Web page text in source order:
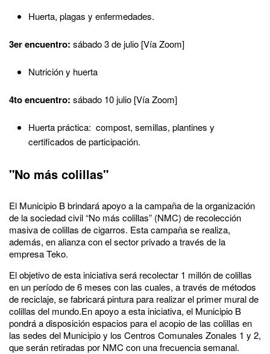
Huerta, plagas y enfermedades.
3er encuentro: sábado 3 de julio [Vía Zoom]
Nutrición y huerta
4to encuentro: sábado 10 julio [Vía Zoom]
Huerta práctica: compost, semillas, plantines y
certificados de participación.
"No más colillas"
El Municipio B brindará apoyo a la campaña de la organización
de la sociedad civil “No más colillas” (NMC) de recolección
masiva de colillas de cigarros. Esta campaña se realiza,
además, en alianza con el sector privado a través de la
empresa Teko.
El objetivo de esta iniciativa será recolectar 1 millón de colillas
en un período de 6 meses con las cuales, a través de métodos
de reciclaje, se fabricará pintura para realizar el primer mural de
colillas del mundo.En apoyo a esta iniciativa, el Municipio B
pondrá a disposición espacios para el acopio de las colillas en
las sedes del Municipio y los Centros Comunales Zonales 1 y 2,
que serán retiradas por NMC con una frecuencia semanal.